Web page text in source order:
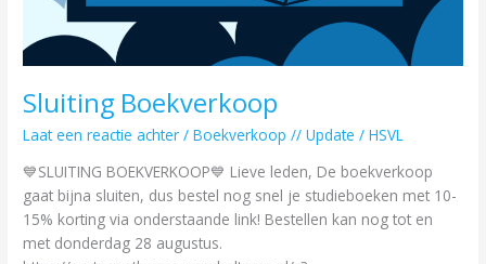
Sluiting Boekverkoop
Laat een reactie achter /Boekverkoop // Update /HSVL
💙SLUITING BOEKVERKOOP💙 Lieve leden, De boekverkoop
gaat bijna sluiten, dus bestel nog snel je studieboeken met 10-
15% korting via onderstaande link! Bestellen kan nog tot en
met donderdag 28 augustus.